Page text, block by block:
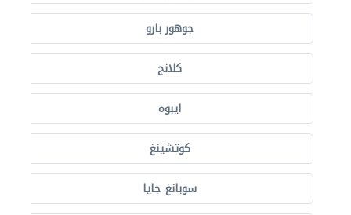
جوهور بارو
كلانج
ايبوه
كوتشينغ
سوبانغ جايا